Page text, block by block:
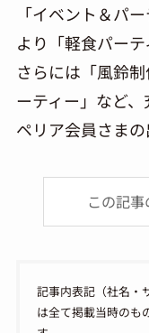
「イベント＆パ
より「軽食パーテ
さらには「風鈴
ーティー」など
ペリア会員さまの
この記
記事内表記（社名・
は全て掲載当時のも